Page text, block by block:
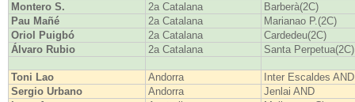
Montero S.
2a Catalana
Barberà(2C)
Pau Mañé
2a Catalana
Marianao P.(2C)
Oriol Puigbó
2a Catalana
Cardedeu(2C)
Álvaro Rubio
2a Catalana Santa Perpetua(2C)
Toni Lao Andorra
Inter Escaldes AND
Sergio Urbano
Andorra
Jenlai AND